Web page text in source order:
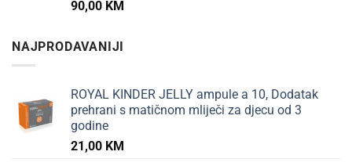
90,00 KM
NAJPRODAVANIJI
ROYAL KINDER JELLY ampule a 10, Dodatak
prehrani s matičnom mliječi za djecu od 3
godine
21,00 KM